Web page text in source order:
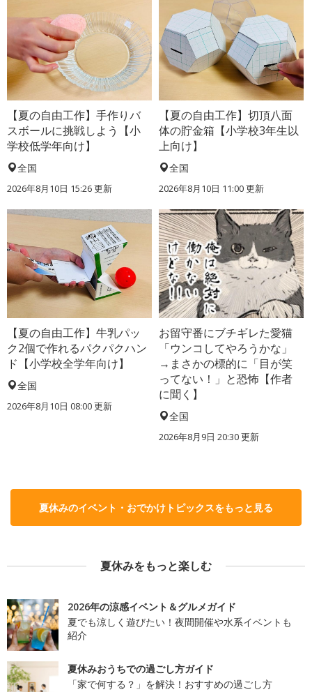
【夏の自由工作】手作りバ
スボールに挑戦しよう【小
学校低学年向け】
全国
2026年8月10日 15:26更新
【夏の自由工作】切頂八面
体の貯金箱【小学校3年生以
上向け】
全国
2026年8月10日 11:00更新
【夏の自由工作】牛乳パッ
ク2個で作れるパクパクハン
ド【小学校全学年向け】
全国
2026年8月10日 08:00更新
お留守番にブチギレた愛猫
「ウンコしてやろうかな」
→まさかの標的に「目が笑
ってない！」と恐怖【作者
に聞く】
全国
2026年8月9日 20:30更新
夏休みのイベント・おでかけトピックスをもっと見る
夏休みをもっと楽しむ
2026年の涼感イベント＆グルメガイド
夏でも涼しく遊びたい！夜間開催や水系イベントも
紹介
夏休みおうちでの過ごし方ガイド
「家で何する？」を解決！おすすめの過ごし方